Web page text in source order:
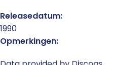
Releasedatum:
1990
Opmerkingen: